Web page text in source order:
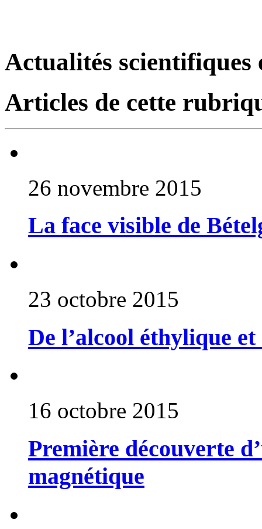
Actualités scientifiques
Articles de cette
26 novembre 2015
La face visible de
23 octobre 2015
De l’alcool éthylique
16 octobre 2015
Première découverte
magnétique